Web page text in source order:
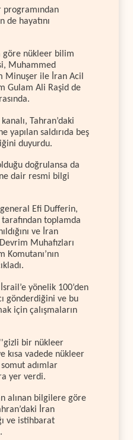
programından
de hayatını
göre nükleer bilim
Muhammed
Minuşer ile İran Acil
Gulam Ali Raşid de
Tahran’daki
yapılan saldırıda beş
duyurdu.
doğrulansa da
dair resmi bilgi
Efi Dufferin,
toplamda
ve İran
Muhafızları
Komutanı’nın
yönelik 100’den
gönderdiğini ve bu
için çalışmaların
''gizli bir nükleer
kısa vadede nükleer
adımlar
yer verdi.
alınan bilgilere göre
İran
ve istihbarat